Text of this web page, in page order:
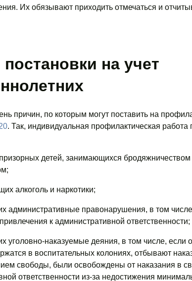
Их обязывают приходить отмечаться и
на учет
причин, по которым могут поставить на
. Так, индивидуальная профилактическая работа
детей, занимающихся бродяжничеством
алкоголь и наркотики;
административные правонарушения, в том
к административной ответственности;
уголовно-наказуемые деяния, в том числе, если
в воспитательных колониях, отбывают
свободы, были освобождены от наказания в
ответственности из-за недостижения